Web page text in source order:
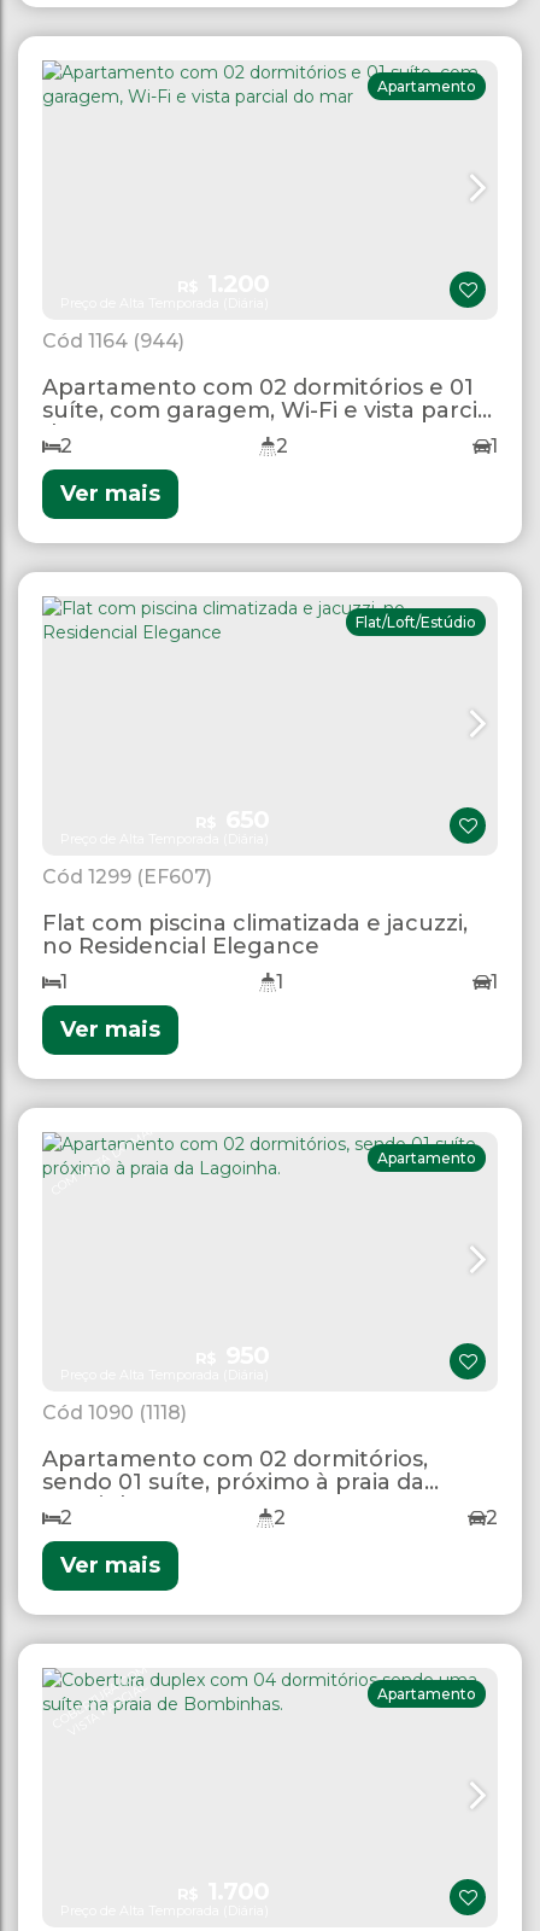
1164 (944)
Apartamento
Apartamento com 02 dormitórios e 01
suíte, com garagem, Wi-Fi e vista parcial
do mar
2 2 1
Ver mais
1299 (EF607)
Flat/Loft/Estúdio
Flat com piscina climatizada e jacuzzi,
no Residencial Elegance
1 1 1
Ver mais
COM VISTA DO MAR
1090 (1118)
Apartamento
Apartamento com 02 dormitórios,
sendo 01 suíte, próximo à praia da
Lagoinha.
2 2 2
Ver mais
C
O
B
E
R
T
U
R
A
C
O
M
VI
S
T
A
P
A
R
CI
A
L Apartamento